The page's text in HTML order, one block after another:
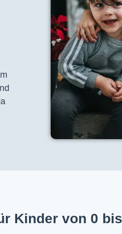
Kinder von 0